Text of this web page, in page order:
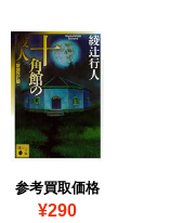
参考買取価格
¥290